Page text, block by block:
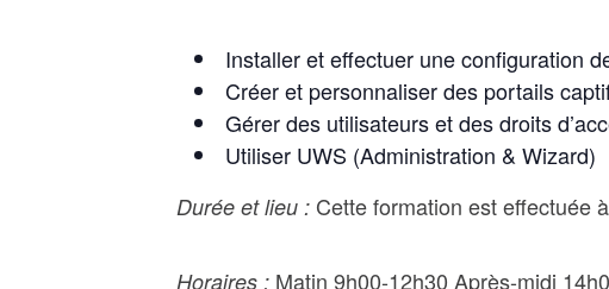
Installer et effectuer une configuration
Créer et personnaliser des portails
Gérer des utilisateurs et des droits
Utiliser UWS (Administration & Wizard)
Durée et lieu : Cette formation est effectuée
Horaires : Matin 9h00-12h30 Après-midi